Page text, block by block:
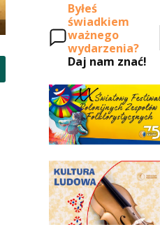
Byłeś
świadkiem
ważnego
wydarzenia?
Daj nam znać!